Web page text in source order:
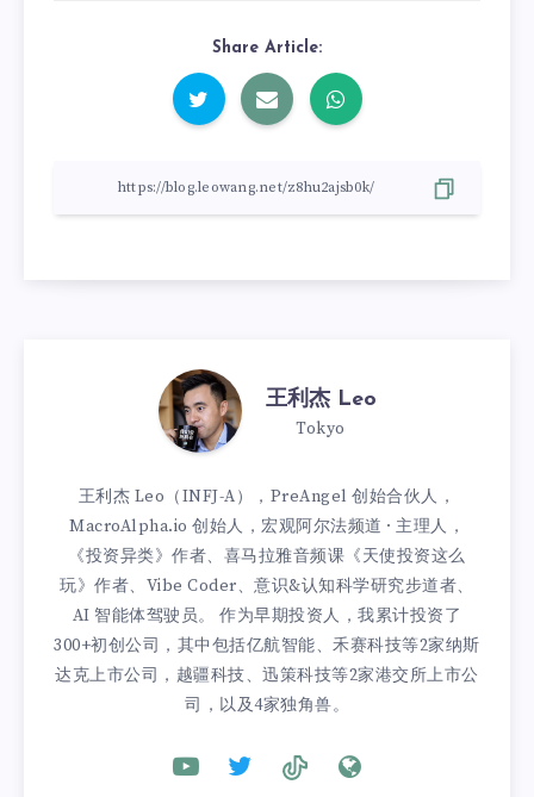
Share Article:
王利杰 Leo
Tokyo
王利杰 Leo（INFJ-A），PreAngel 创始合伙人，
MacroAlpha.io 创始人，宏观阿尔法频道 · 主理人，
《投资异类》作者、喜马拉雅音频课《天使投资这么
玩》作者、Vibe Coder、意识&认知科学研究步道者、
AI 智能体驾驶员。 作为早期投资人，我累计投资了
300+初创公司，其中包括亿航智能、禾赛科技等2家纳斯
达克上市公司，越疆科技、迅策科技等2家港交所上市公
司，以及4家独角兽。